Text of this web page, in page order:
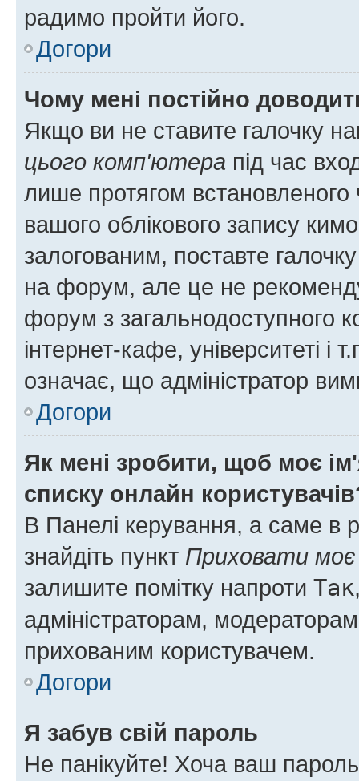
радимо пройти його.
Догори
Чому мені постійно
Якщо ви не ставите галочку
цього комп'ютера під час
лише протягом встановленого
вашого облікового запису
залогованим, поставте
на форум, але це не
форум з загальнодоступного
інтернет-кафе, університеті і
означає, що адміністратор
Догори
Як мені зробити, щоб моє
списку онлайн
В Панелі керування, а саме в
знайдіть пункт Приховати моє
залишите помітку напроти Так
адміністраторам,
прихованим користувачем.
Догори
Я забув свій пароль
Не панікуйте! Хоча ваш